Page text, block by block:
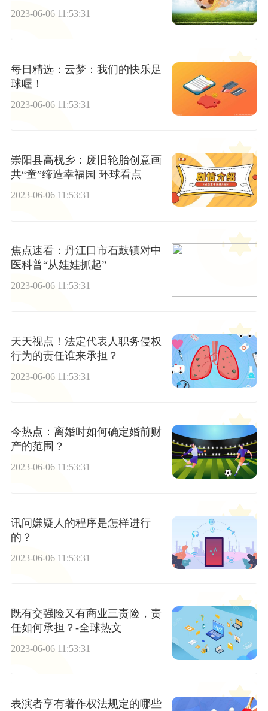
相关问题开展了全面自查自纠
2023-06-06 11:53:31
每日精选：云梦：我们的快乐足
球喔！
2023-06-06 11:53:31
崇阳县高枧乡：废旧轮胎创意画
共“童”缔造幸福园 环球看点
2023-06-06 11:53:31
焦点速看：丹江口市石鼓镇对中
医科普“从娃娃抓起”
2023-06-06 11:53:31
天天视点！法定代表人职务侵权
行为的责任谁来承担？
2023-06-06 11:53:31
今热点：离婚时如何确定婚前财
产的范围？
2023-06-06 11:53:31
讯问嫌疑人的程序是怎样进行
的？
2023-06-06 11:53:31
既有交强险又有商业三责险，责
任如何承担？-全球热文
2023-06-06 11:53:31
表演者享有著作权法规定的哪些